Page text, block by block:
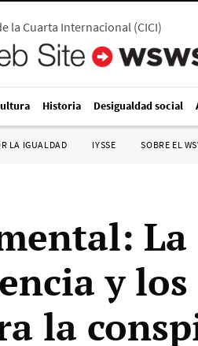
la Cuarta Internacional (CICI)
Historia Desigualdad social
LA IGUALDAD IYSSE SOBRE EL
La
y los
la